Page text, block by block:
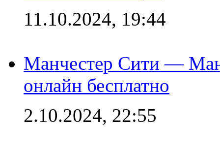
11.10.2024, 19:44
Манчестер Сити —
онлайн бесплатно
2.10.2024, 22:55